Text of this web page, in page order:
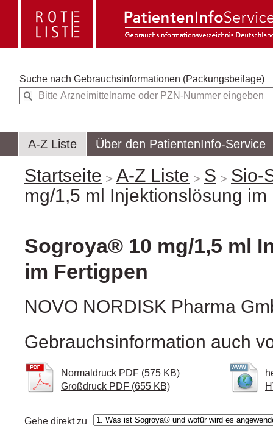
Suche nach Gebrauchsinformationen (Packungsbeilage)
A-Z Liste Über den PatientenInfo-Service
Startseite A-Z Liste S
Sio-
mg/1,5 ml Injektionslösung im
Sogroya® 10 mg/1,5 ml
im Fertigpen
NOVO NORDISK Pharma
Gebrauchsinformation auch
Normaldruck PDF (575 KB)
Großdruck PDF (655 KB)
Gehe direkt zu